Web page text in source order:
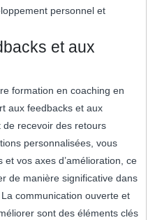
personnel et
et aux
formation en coaching en
aux feedbacks et aux
de recevoir des retours
personnalisées, vous
vos axes d’amélioration, ce
de manière significative dans
communication ouverte et
sont des éléments clés